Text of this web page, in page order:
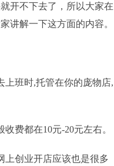
开不下去了，所以大家在
讲解一下这方面的内容。
上班时,托管在你的庞物店,
费都在10元-20元左右。
创业开店应该也是很多